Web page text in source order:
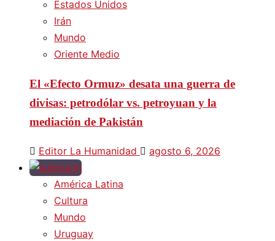
Estados Unidos
Irán
Mundo
Oriente Medio
El «Efecto Ormuz» desata una guerra de
divisas: petrodólar vs. petroyuan y la
mediación de Pakistán
Editor La Humanidad agosto 6, 2026
América Latina
Cultura
Mundo
Uruguay